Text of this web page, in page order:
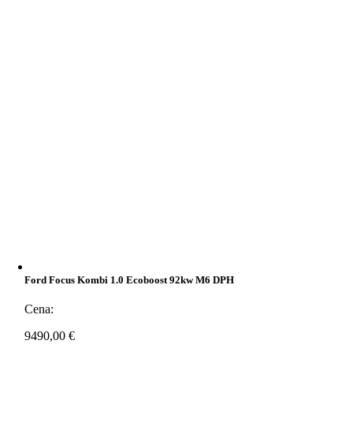
Ford Focus Kombi 1.0 Ecoboost 92kw M6 DPH
Cena:
9490,00€